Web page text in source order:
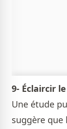
9- Éclaircir
Une étude
suggère que